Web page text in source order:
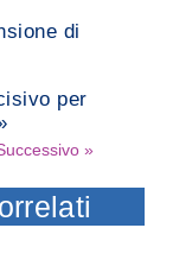
di
per
»